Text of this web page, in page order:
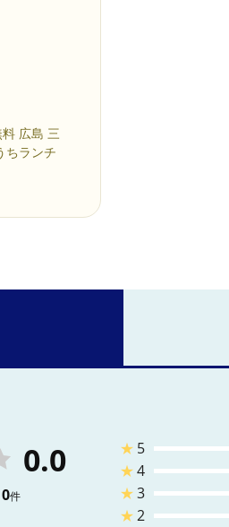
広島 三
ちランチ
0.0
0件
★ 5
★4
★3
★2